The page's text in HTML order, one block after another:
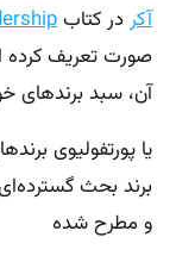
آکردر کتاب
صورت تعریف
آن، سبد برندهای
یا پورتفولیوی
برند بحث
و مطرح شده